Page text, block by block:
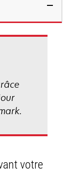
votre